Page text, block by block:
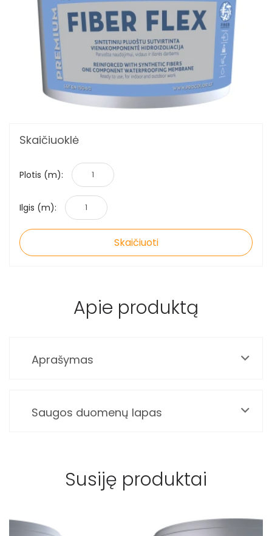
Skaičiuoklė
Plotis (m):
Ilgis (m):
Skaičiuoti
Apie produktą
Aprašymas
Saugos duomenų lapas
Susiję produktai